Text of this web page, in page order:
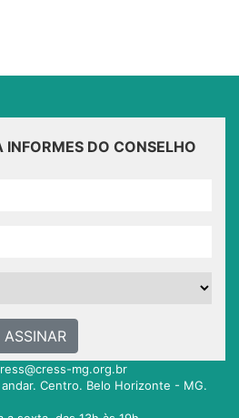
INFORMES DO CONSELHO
ASSINAR
mg.org.br
andar. Centro. Belo Horizonte - MG.